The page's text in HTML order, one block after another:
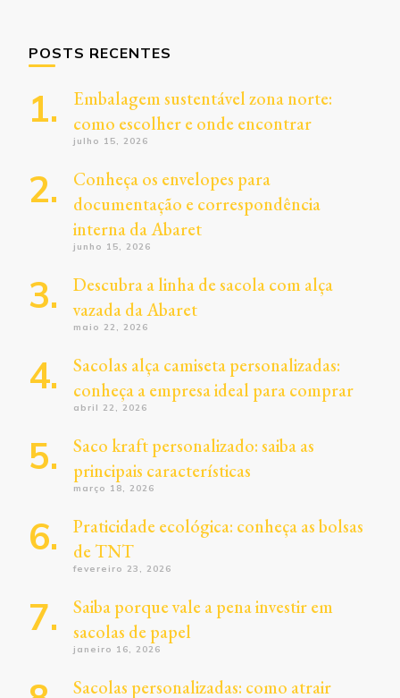
POSTS RECENTES
Embalagem sustentável zona norte:
como escolher e onde encontrar
julho 15, 2026
Conheça os envelopes para
documentação e correspondência
interna da Abaret
junho 15, 2026
Descubra a linha de sacola com alça
vazada da Abaret
maio 22, 2026
Sacolas alça camiseta personalizadas:
conheça a empresa ideal para comprar
abril 22, 2026
Saco kraft personalizado: saiba as
principais características
março 18, 2026
Praticidade ecológica: conheça as bolsas
de TNT
fevereiro 23, 2026
Saiba porque vale a pena investir em
sacolas de papel
janeiro 16, 2026
Sacolas personalizadas: como atrair